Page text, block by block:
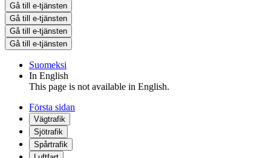
Gå till e-tjänsten
Gå till e-tjänsten
Gå till e-tjänsten
Gå till e-tjänsten
Suomeksi
In English
This page is not available in English.
Första sidan
Vägtrafik
Sjötrafik
Spårtrafik